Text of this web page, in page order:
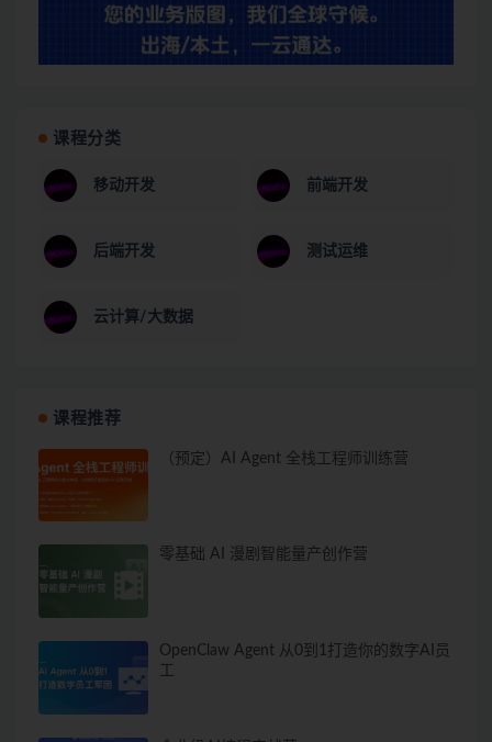
课程分类
移动开发 前端开发
后端开发 测试运维
云计算/大数据
课程推荐
（预定）AI Agent 全栈工程师训练营
零基础 AI 漫剧智能量产创作营
OpenClaw Agent 从0到1打造你的数字AI员
工